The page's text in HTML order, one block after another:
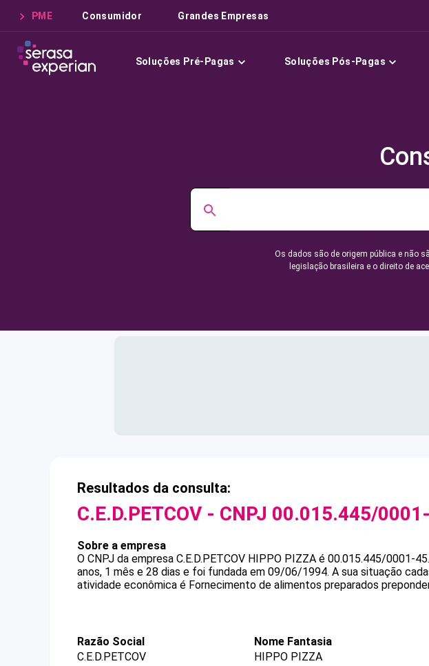
PME Consumidor Grandes Empresas
Soluções Pré-Pagas Soluções Pós-Pagas
Os dados são de origem pública e não
legislação brasileira e o direito de
Resultados da consulta:
C.E.D.PETCOV - CNPJ 00.015.445/
Sobre a empresa
O CNPJ da empresa C.E.D.PETCOV HIPPO PIZZA é 00.015.445/0001-45.
anos, 1 mês e 28 dias e foi fundada em 09/06/1994. A sua situação
atividade econômica é Fornecimento de alimentos preparados
Razão Social
C.E.D.PETCOV
Nome Fantasia
HIPPO PIZZA